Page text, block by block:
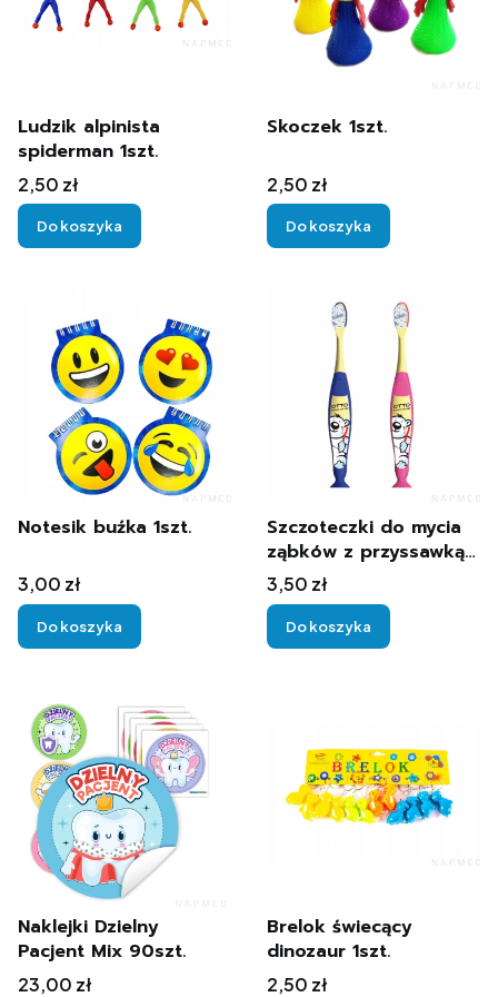
Ludzik alpinista
spiderman 1szt.
Cena
2,50 zł
Do koszyka
Skoczek 1szt.
Cena
2,50 zł
Do koszyka
Notesik buźka 1szt.
Cena
3,00 zł
Do koszyka
Szczoteczki do mycia
ząbków z przyssawką
1szt.
Cena
3,50 zł
Do koszyka
Naklejki Dzielny
Pacjent Mix 90szt.
Cena
23,00 zł
Brelok świecący
dinozaur 1szt.
Cena
2,50 zł